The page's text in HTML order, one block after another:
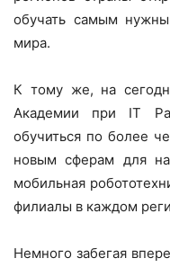
обучать самым
мира.
К тому же, на
Академии при IT
обучиться по более
новым сферам для
мобильная
филиалы в каждом
Немного забегая